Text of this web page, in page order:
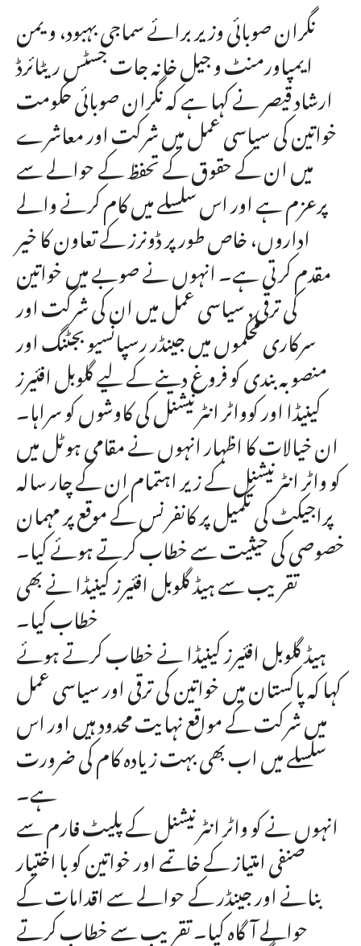
نگران صوبائی وزیر برائے سماجی بہبود، ویمن
ایمپاورمنٹ و جیل خانہ جات جسٹس ریٹائرڈ
ارشاد قیصر نے کہا ہے کہ نگران صوبائی حکومت
خواتین کی سیاسی عمل میں شرکت اور معاشرے
میں ان کے حقوق کے تحفظ کے حوالے سے
پرعزم ہے اور اس سلسلے میں کام کرنے والے
اداروں، خاص طور پر ڈونرز کے تعاون کا خیر
مقدم کرتی ہے۔ انہوں نے صوبے میں خواتین
کی ترقی, سیاسی عمل میں ان کی شرکت اور
سرکاری محکموں میں جینڈر رسپانسیو بجٹنگ اور
منصوبہ بندی کو فروغ دینے کے لیے گلوبل افئیرز
کینیڈا اور کوواٹر انٹرنیشنل کی کاوشوں کو سراہا۔
ان خیالات کا اظہار انہوں نے مقامی ہوٹل میں
کو واٹر انٹرنیشنل کے زیر اہتمام ان کے چار سالہ
پراجیکٹ کی تکمیل پر کانفرنس کے موقع پر مہمان
خصوصی کی حیثیت سے خطاب کرتے ہوئے کیا۔
تقریب سے ہیڈ گلوبل افئیرز کینیڈا نے بھی
خطاب کیا۔
ہیڈ گلوبل افئیرز کینیڈا نے خطاب کرتے ہوئے
کہا کہ پاکستان میں خواتین کی ترقی اور سیاسی عمل
میں شرکت کے مواقع نہایت محدود ہیں اور اس
سلسلے میں اب بھی بہت زیادہ کام کی ضرورت
ہے۔
انہوں نے کو واٹر انٹرنیشنل کے پلیٹ فارم سے
صنفی امتیاز کے خاتمے اور خواتین کو با اختیار
بنانے اور جینڈر کے حوالے سے اقدامات کے
حوالے آگاہ کیا۔ تقریب سے خطاب کرتے